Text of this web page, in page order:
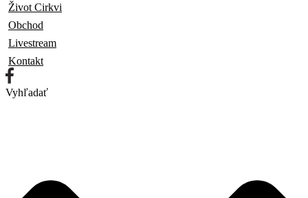
Život Cirkvi
Obchod
Livestream
Kontakt
Vyhľadať